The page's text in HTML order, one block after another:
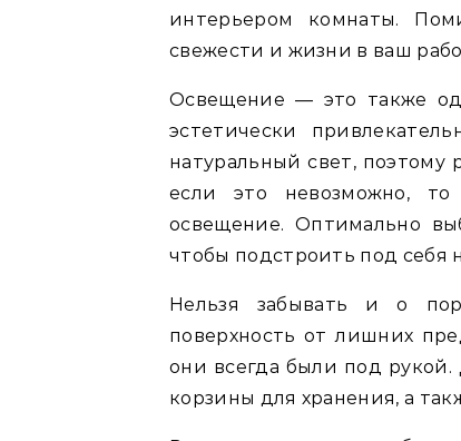
интерьером комнаты.
свежести и жизни в ваш
Освещение — это также
эстетически
натуральный свет, поэтому
если это невозможно, то
освещение. Оптимально
чтобы подстроить под себя
Нельзя забывать и о
поверхность от лишних
они всегда были под
корзины для хранения, а